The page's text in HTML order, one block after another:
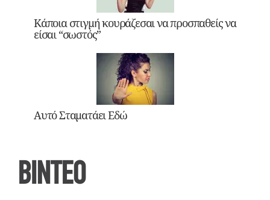
Κάποια στιγμή κουράζεσαι να προσπαθείς να
είσαι “σωστός”
Αυτό Σταματάει Εδώ
ΒΙΝΤΕΟ